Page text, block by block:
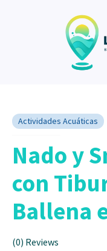
Actividades Acuáticas
Nado y
con
Ballena
(0) Reviews